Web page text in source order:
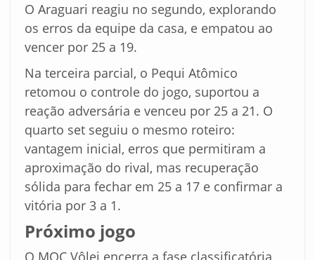
O Araguari reagiu no segundo, explorando
os erros da equipe da casa, e empatou ao
vencer por 25 a 19.
Na terceira parcial, o Pequi Atômico
retomou o controle do jogo, suportou a
reação adversária e venceu por 25 a 21. O
quarto set seguiu o mesmo roteiro:
vantagem inicial, erros que permitiram a
aproximação do rival, mas recuperação
sólida para fechar em 25 a 17 e confirmar a
vitória por 3 a 1.
Próximo jogo
O MOC Vôlei encerra a fase classificatória